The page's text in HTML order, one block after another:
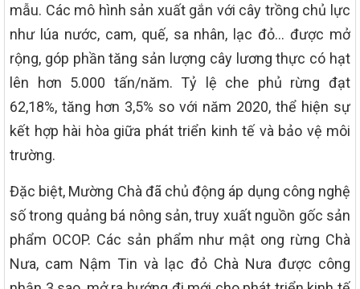
mẫu. Các mô hình sản xuất gắn với cây trồng chủ lực
như lúa nước, cam, quế, sa nhân, lạc đỏ… được mở
rộng, góp phần tăng sản lượng cây lương thực có hạt
lên hơn 5.000 tấn/năm. Tỷ lệ che phủ rừng đạt
62,18%, tăng hơn 3,5% so với năm 2020, thể hiện sự
kết hợp hài hòa giữa phát triển kinh tế và bảo vệ môi
trường.
Đặc biệt, Mường Chà đã chủ động áp dụng công nghệ
số trong quảng bá nông sản, truy xuất nguồn gốc sản
phẩm OCOP. Các sản phẩm như mật ong rừng Chà
Nưa, cam Nậm Tin và lạc đỏ Chà Nưa được công